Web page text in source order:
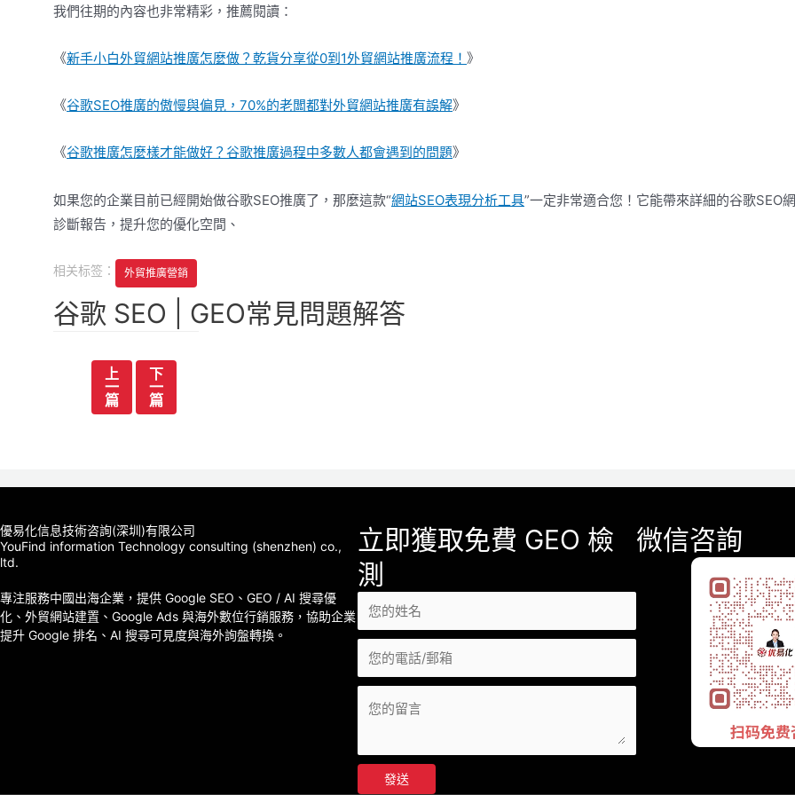
我們往期的內容也非常精彩，推薦閱讀：
《新手小白外貿網站推廣怎麼做？乾貨分享從0到1外貿網站推廣流程！ 》
《谷歌SEO推廣的傲慢與偏見，70%的老闆都對外貿網站推廣有誤解》
《谷歌推廣怎麼樣才能做好？ 谷歌推廣過程中多數人都會遇到的問題》
如果您的企業目前已經開始做谷歌SEO推廣了，那麼這款“網站SEO表現分析工具”一定非常適合您！它能帶來詳細的谷歌SEO
診斷報告，提升您的優化空間、
相关标签： 外貿推廣營銷
谷歌 SEO | GEO常見問題解答
上
一
篇
下
一
篇
優易化信息技術咨詢(深圳)有限公司
YouFind information Technology consulting (shenzhen) co.,
ltd.
專注服務中國出海企業，提供 Google SEO、GEO / AI 搜尋優
化、外貿網站建置、Google Ads 與海外數位行銷服務，協助企業
提升 Google 排名、AI 搜尋可見度與海外詢盤轉換。
立即獲取免費 GEO 檢
測
發送
微信咨詢